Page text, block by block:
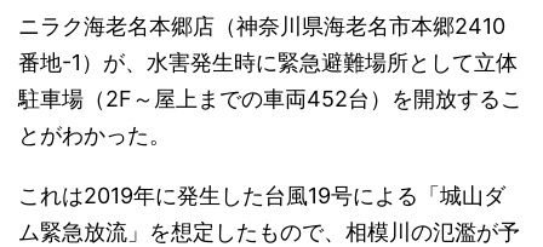
ニラク海老名本郷店（神奈川県海老名市本郷2410
番地-1）が、水害発生時に緊急避難場所として立体
駐車場（2F～屋上までの車両452台）を開放するこ
とがわかった。
これは2019年に発生した台風19号による「城山ダ
ム緊急放流」を想定したもので、相模川の氾濫が予